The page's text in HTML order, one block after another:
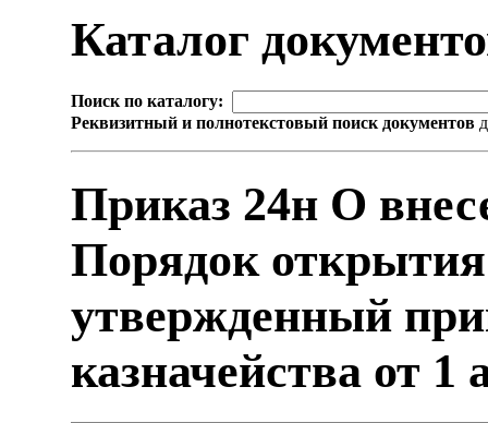
Каталог
Поиск по каталогу:
Реквизитный и полнотекстовый поиск документов
Приказ 24н О
Порядок открытия
утвержденный
казначейства от